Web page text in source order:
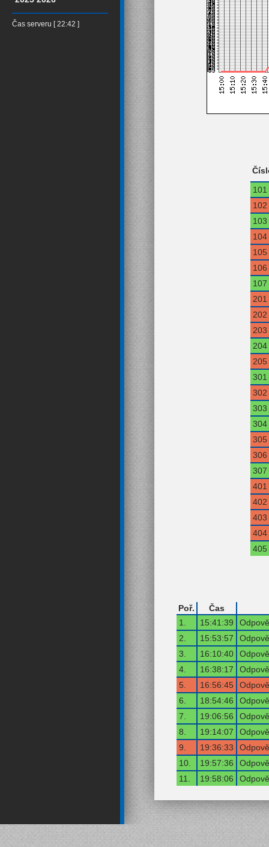
Čas serveru [ 22:42 ]
101
102
103
104
105
106
107
201
202
203
204
205
301
302
303
304
305
306
307
401
402
403
404
405
Poř.
Čas
1.
15:41:39
2.
15:53:57
3.
16:10:40
4.
16:38:17
5.
16:56:45
6.
18:54:46
7.
19:06:56
8.
19:14:07
9.
19:36:33
10.
19:57:36
11.
19:58:06